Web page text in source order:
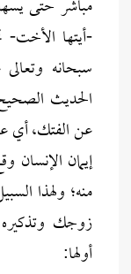
مباشر حتى يسهل
-أيتها الأخت-
سبحانه
الحديث
عن الفتك، أي
إيمان الإنسان
منه؛ ولهذا
زوجك وتذكيره
أولها: